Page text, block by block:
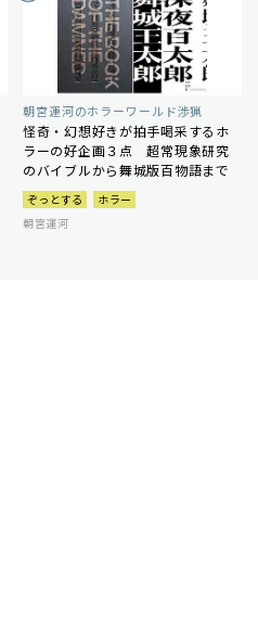
朝宮運河のホラーワールド渉猟
怪奇・幻想好きが拍手喝采するホ
ラーの好企画３点 超常現象研究
のバイブルから舞城版百物語まで
ぞっとする
ホラー
朝宮運河